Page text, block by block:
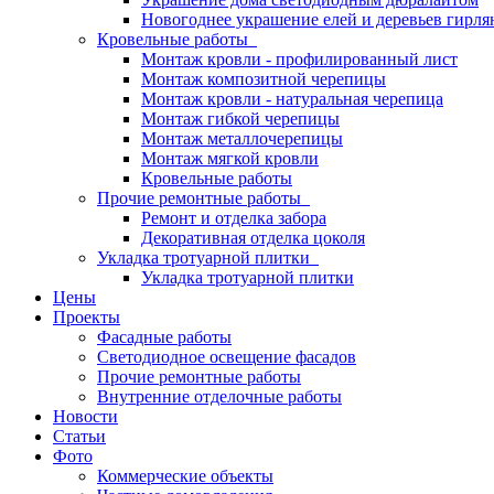
Новогоднее украшение елей и деревьев
Кровельные работы
Монтаж кровли - профилированный лист
Монтаж композитной черепицы
Монтаж кровли - натуральная черепица
Монтаж гибкой черепицы
Монтаж металлочерепицы
Монтаж мягкой кровли
Кровельные работы
Прочие ремонтные работы
Ремонт и отделка забора
Декоративная отделка цоколя
Укладка тротуарной плитки
Укладка тротуарной плитки
Цены
Проекты
Фасадные работы
Светодиодное освещение фасадов
Прочие ремонтные работы
Внутренние отделочные работы
Новости
Статьи
Фото
Коммерческие объекты